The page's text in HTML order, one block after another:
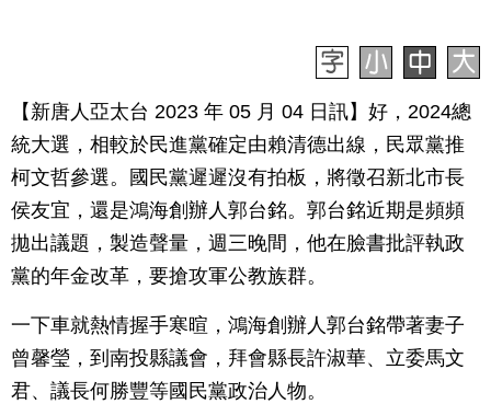
【新唐人亞太台 2023 年 05 月 04 日訊】好，2024總
統大選，相較於民進黨確定由賴清德出線，民眾黨推
柯文哲參選。國民黨遲遲沒有拍板，將徵召新北市長
侯友宜，還是鴻海創辦人郭台銘。郭台銘近期是頻頻
拋出議題，製造聲量，週三晚間，他在臉書批評執政
黨的年金改革，要搶攻軍公教族群。
一下車就熱情握手寒暄，鴻海創辦人郭台銘帶著妻子
曾馨瑩，到南投縣議會，拜會縣長許淑華、立委馬文
君、議長何勝豐等國民黨政治人物。